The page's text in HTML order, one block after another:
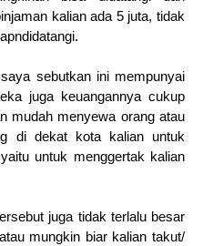
kalian ada 5 juta, tidak
sebutkan ini mempunyai
juga keuangannya cukup
mudah menyewa orang atau
di dekat kota kalian untuk
untuk menggertak kalian
juga tidak terlalu besar
mungkin biar kalian takut/